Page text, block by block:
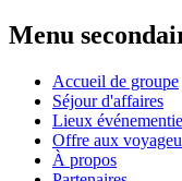
Menu
Accueil de groupe
Séjour d'affaires
Lieux
Offre aux
À propos